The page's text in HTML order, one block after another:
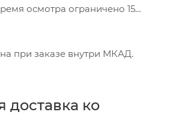
осмотра ограничено 15
при заказе внутри МКАД.
доставка ко